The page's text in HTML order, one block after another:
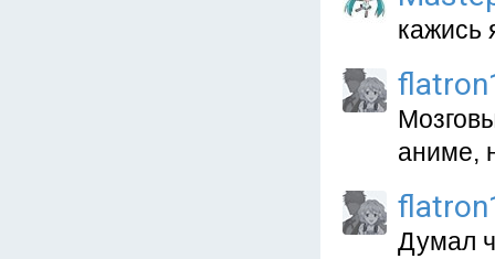
кажись
аниме,
Думал